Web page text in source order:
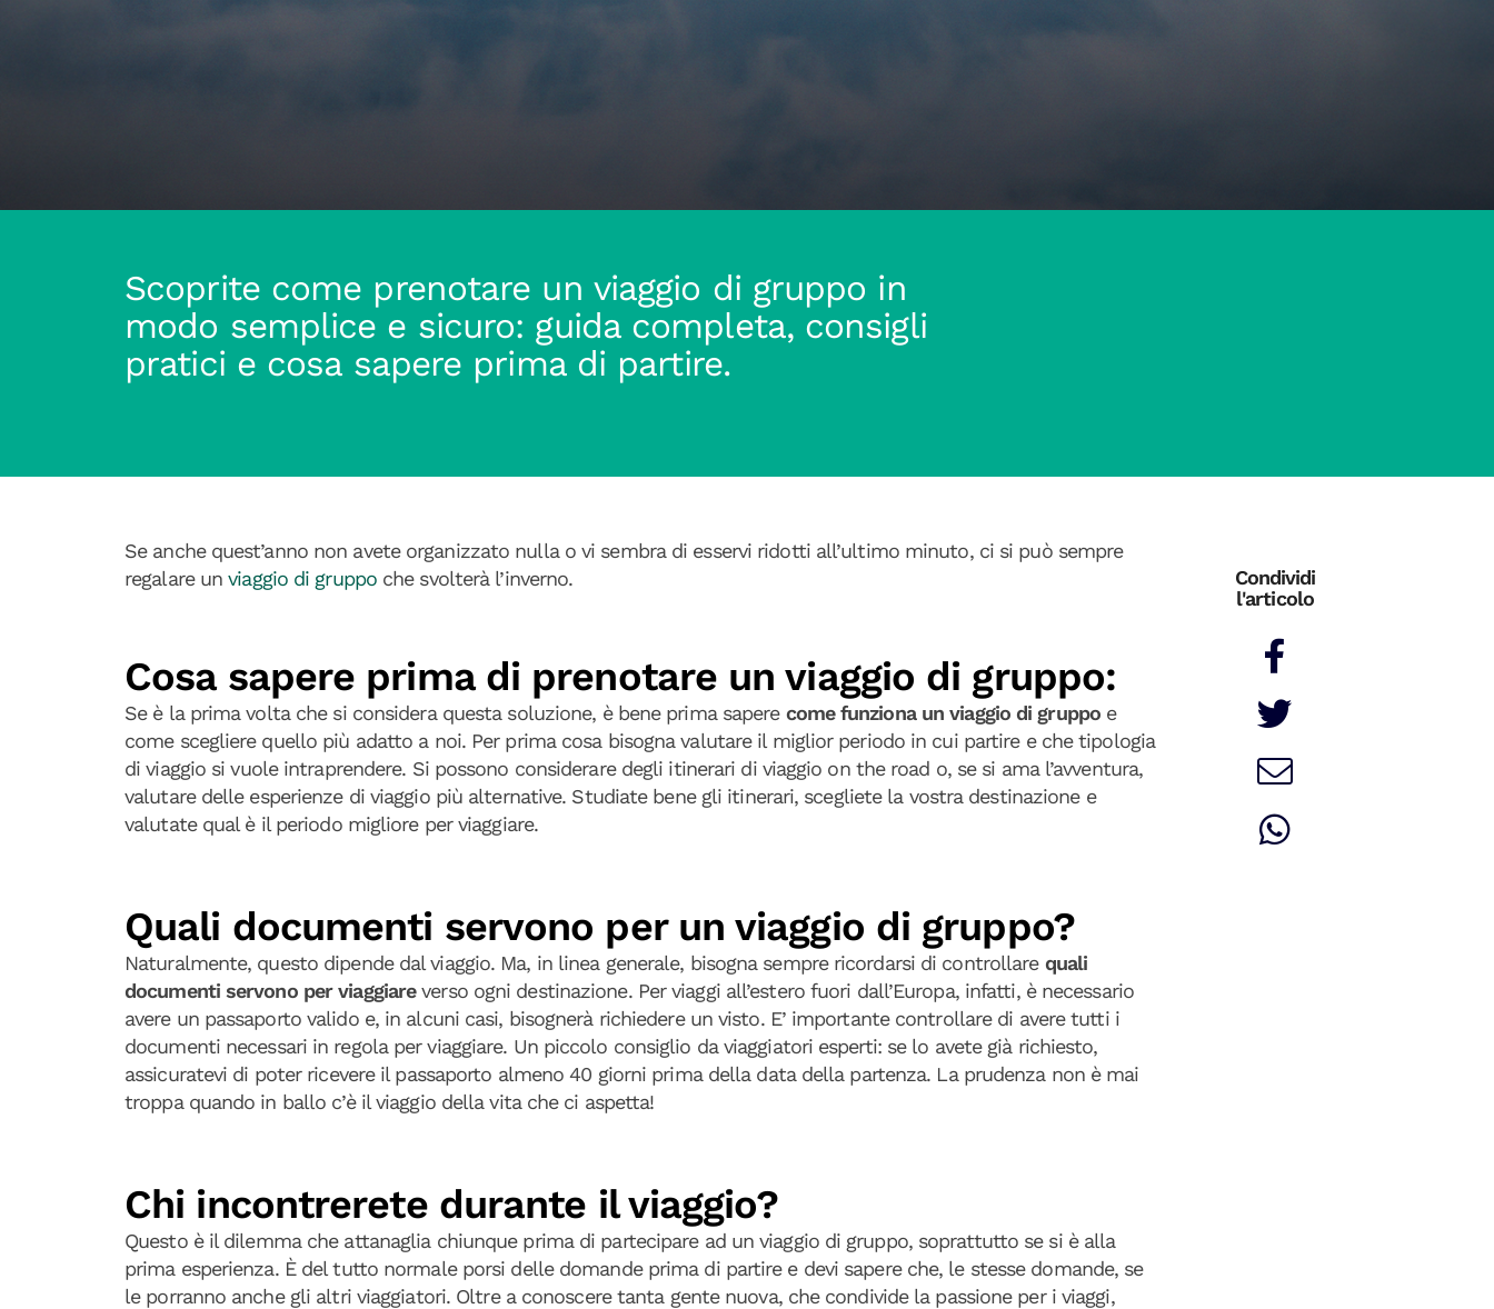
Scoprite come prenotare un viaggio di gruppo in
modo semplice e sicuro: guida completa, consigli
pratici e cosa sapere prima di partire.
Se anche quest’anno non avete organizzato nulla o vi sembra di esservi ridotti all’ultimo minuto, ci si può sempre
regalare unviaggio di gruppo che svolterà l’inverno.
Cosa sapere prima di prenotare un viaggio di gruppo:
Se è la prima volta che si considera questa soluzione, è bene prima sapere come funziona un viaggio di gruppoe
come scegliere quello più adatto a noi. Per prima cosa bisogna valutare il miglior periodo in cui partire e che tipologia
di viaggio si vuole intraprendere. Si possono considerare degli itinerari di viaggio on the road o, se si ama l’avventura,
valutare delle esperienze di viaggio più alternative. Studiate bene gli itinerari, scegliete la vostra destinazione e
valutate qual è il periodo migliore per viaggiare.
Quali documenti servono per un viaggio di gruppo?
Naturalmente, questo dipende dal viaggio. Ma, in linea generale, bisogna sempre ricordarsi di controllare quali
documenti servono per viaggiareverso ogni destinazione. Per viaggi all’estero fuori dall’Europa, infatti, è necessario
avere un passaporto valido e, in alcuni casi, bisognerà richiedere un visto. E’ importante controllare di avere tutti i
documenti necessari in regola per viaggiare. Un piccolo consiglio da viaggiatori esperti: se lo avete già richiesto,
assicuratevi di poter ricevere il passaporto almeno 40 giorni prima della data della partenza. La prudenza non è mai
troppa quando in ballo c’è il viaggio della vita che ci aspetta!
Chi incontrerete durante il viaggio?
Questo è il dilemma che attanaglia chiunque prima di partecipare ad un viaggio di gruppo, soprattutto se si è alla
prima esperienza. È del tutto normale porsi delle domande prima di partire e devi sapere che, le stesse domande, se
le porranno anche gli altri viaggiatori. Oltre a conoscere tanta gente nuova, che condivide la passione per i viaggi,
Condividi
l'articolo